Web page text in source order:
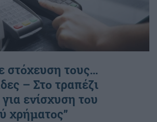
στόχευση τους…
– Στο τραπέζι
ενίσχυση του
χρήματος”